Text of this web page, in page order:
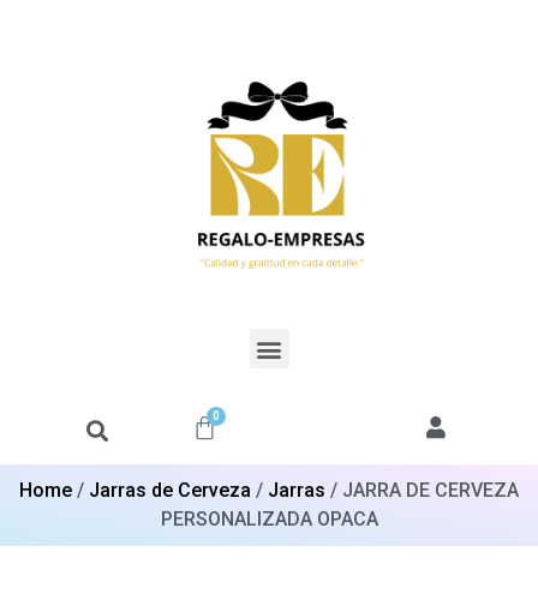
0
Home / Jarras de Cerveza / Jarras / JARRA DE CERVEZA
PERSONALIZADA OPACA